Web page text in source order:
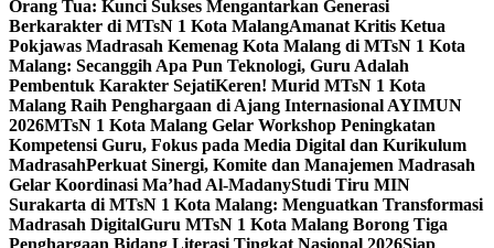
Orang Tua: Kunci Sukses Mengantarkan Generasi
Berkarakter di MTsN 1 Kota MalangAmanat Kritis Ketua
Pokjawas Madrasah Kemenag Kota Malang di MTsN 1 Kota
Malang: Secanggih Apa Pun Teknologi, Guru Adalah
Pembentuk Karakter SejatiKeren! Murid MTsN 1 Kota
Malang Raih Penghargaan di Ajang Internasional AYIMUN
2026MTsN 1 Kota Malang Gelar Workshop Peningkatan
Kompetensi Guru, Fokus pada Media Digital dan Kurikulum
MadrasahPerkuat Sinergi, Komite dan Manajemen Madrasah
Gelar Koordinasi Ma’had Al-MadanyStudi Tiru MIN
Surakarta di MTsN 1 Kota Malang: Menguatkan Transformasi
Madrasah DigitalGuru MTsN 1 Kota Malang Borong Tiga
Penghargaan Bidang Literasi Tingkat Nasional 2026Siap